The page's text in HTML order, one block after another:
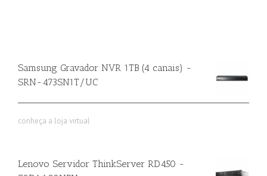
Samsung Gravador NVR 1TB (4 canais) -
SRN-473SN1T/UC
conheça a loja virtual
Lenovo Servidor ThinkServer RD450 -